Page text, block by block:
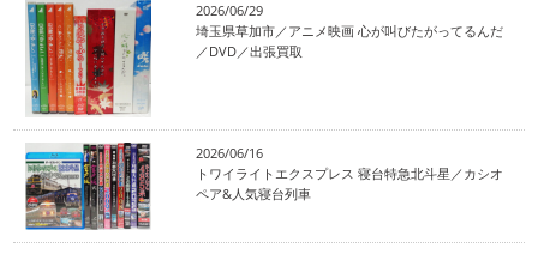
2026/06/29
埼玉県草加市／アニメ映画 心が叫びたがってるんだ
／DVD／出張買取
2026/06/16
トワイライトエクスプレス 寝台特急北斗星／カシオ
ペア&人気寝台列車